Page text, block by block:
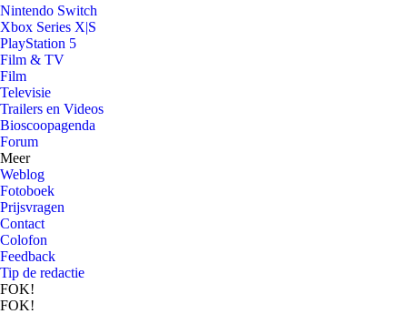
Nintendo Switch
Xbox Series X|S
PlayStation 5
Film & TV
Film
Televisie
Trailers en Videos
Bioscoopagenda
Forum
Meer
Weblog
Fotoboek
Prijsvragen
Contact
Colofon
Feedback
Tip de redactie
FOK!
FOK!